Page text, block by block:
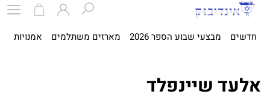
חדשים מבצעי שבוע הספר 2026 מארזים משתלמים אמנויות
אלעד שיינפלד